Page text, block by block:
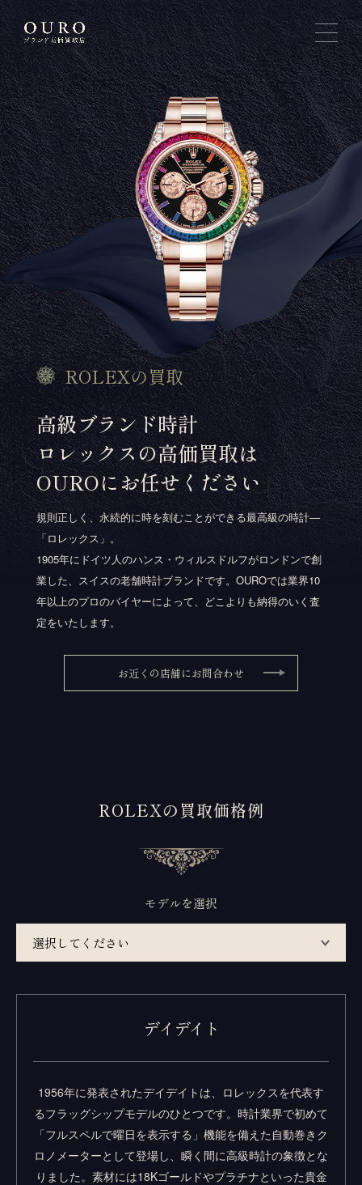
ROLEXの買取
高級ブランド時計
ロレックスの高価買取は
OUROにお任せください
規則正しく、永続的に時を刻むことができる最高級の時計―
「ロレックス」。
1905年にドイツ人のハンス・ウィルスドルフがロンドンで創
業した、スイスの老舗時計ブランドです。OUROでは業界10
年以上のプロのバイヤーによって、どこよりも納得のいく査
定をいたします。
お近くの店舗にお問合わせ
ROLEXの買取価格例
モデルを選択
デイデイト
1956年に発表されたデイデイトは、ロレックスを代表す
るフラッグシップモデルのひとつです。時計業界で初めて
「フルスペルで曜日を表示する」機能を備えた自動巻きク
ロノメーターとして登場し、瞬く間に高級時計の象徴とな
りました。素材には18Kゴールドやプラチナといった貴金